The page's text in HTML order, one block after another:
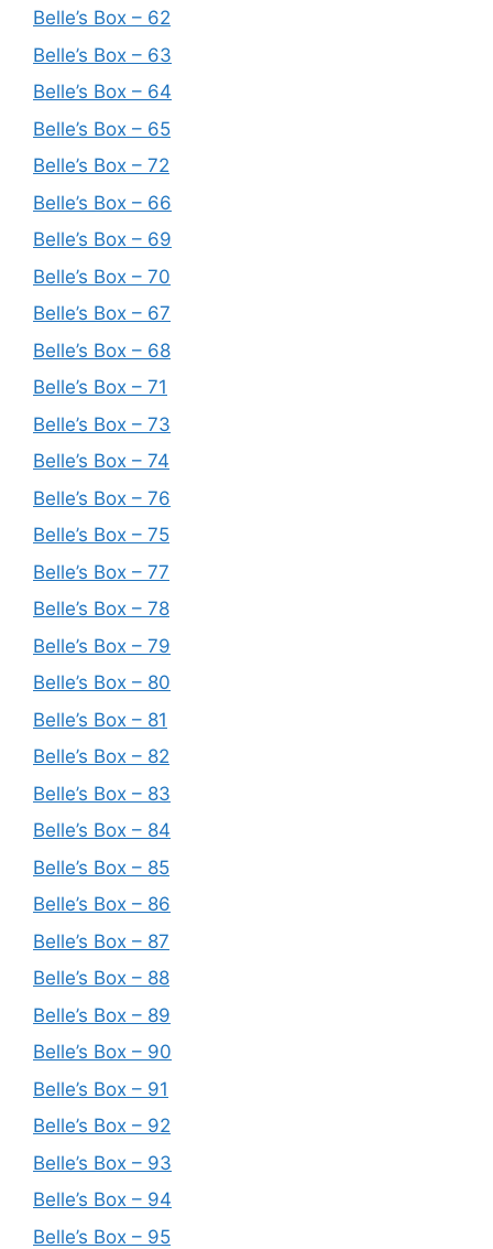
Belle’s Box – 62
Belle’s Box – 63
Belle’s Box – 64
Belle’s Box – 65
Belle’s Box – 72
Belle’s Box – 66
Belle’s Box – 69
Belle’s Box – 70
Belle’s Box – 67
Belle’s Box – 68
Belle’s Box – 71
Belle’s Box – 73
Belle’s Box – 74
Belle’s Box – 76
Belle’s Box – 75
Belle’s Box – 77
Belle’s Box – 78
Belle’s Box – 79
Belle’s Box – 80
Belle’s Box – 81
Belle’s Box – 82
Belle’s Box – 83
Belle’s Box – 84
Belle’s Box – 85
Belle’s Box – 86
Belle’s Box – 87
Belle’s Box – 88
Belle’s Box – 89
Belle’s Box – 90
Belle’s Box – 91
Belle’s Box – 92
Belle’s Box – 93
Belle’s Box – 94
Belle’s Box – 95